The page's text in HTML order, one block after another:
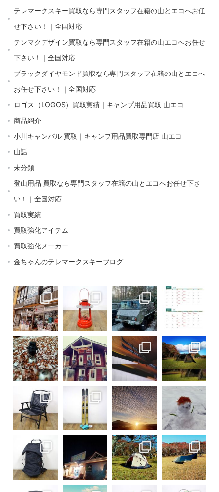
テレマークスキー買取なら専門スタッフ在籍の山とエコへお任
せ下さい！｜全国対応
テンマクデザイン買取なら専門スタッフ在籍の山エコへお任せ
下さい！｜全国対応
ブラックダイヤモンド買取なら専門スタッフ在籍の山とエコへ
お任せ下さい！｜全国対応
ロゴス（LOGOS）買取実績｜キャンプ用品買取 山エコ
商品紹介
小川キャンパル 買取｜キャンプ用品買取専門店 山エコ
山話
未分類
登山用品 買取なら専門スタッフ在籍の山とエコへお任せ下さ
い！｜全国対応
買取実績
買取強化アイテム
買取強化メーカー
金ちゃんのテレマークスキーブログ